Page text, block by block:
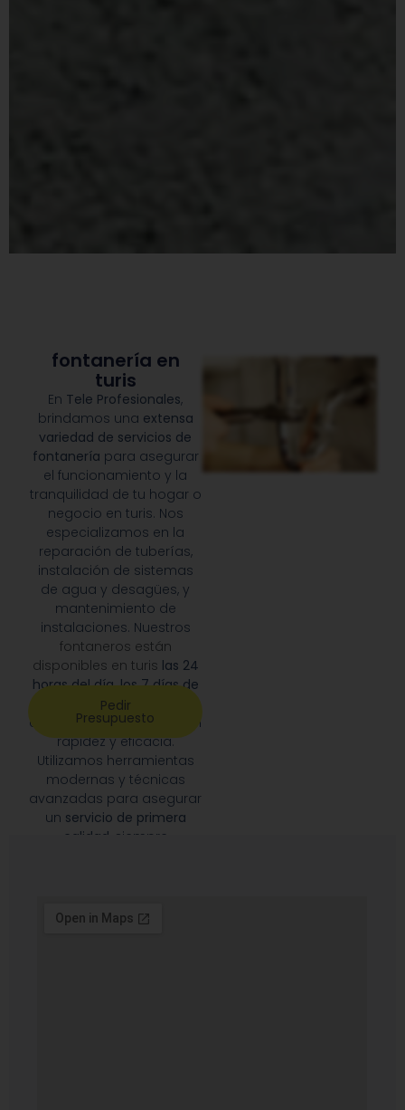
fontanería en
turis
En Tele Profesionales,
brindamos una extensa
variedad de servicios de
fontanería para asegurar
el funcionamiento y la
tranquilidad de tu hogar o
negocio en turis. Nos
especializamos en la
reparación de tuberías,
instalación de sistemas
de agua y desagües, y
mantenimiento de
instalaciones. Nuestros
fontaneros están
disponibles en turis las 24
horas del día, los 7 días de
la semana, para atender
cualquier emergencia con
rapidez y eficacia.
Utilizamos herramientas
modernas y técnicas
avanzadas para asegurar
un servicio de primera
calidad , siempre
Pedir
Presupuesto